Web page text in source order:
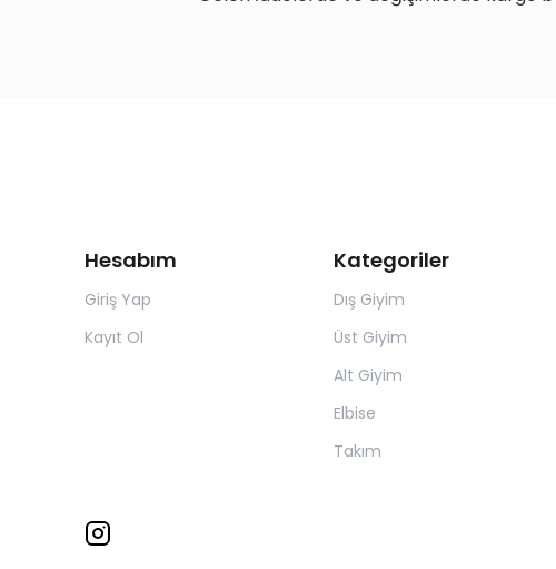
Hesabım
Giriş Yap
Kayıt Ol
Kategoriler
Dış Giyim
Üst Giyim
Alt Giyim
Elbise
Takım